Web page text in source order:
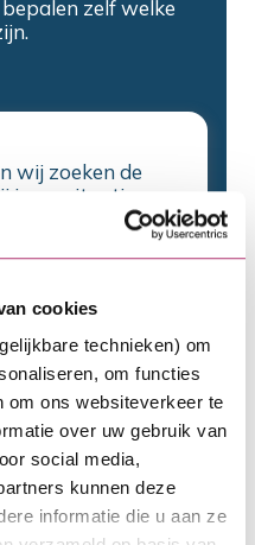
cookies
technieken) om
om functies
om ons websiteverkeer te
over uw gebruik van
social media,
kunnen deze
informatie die u aan ze